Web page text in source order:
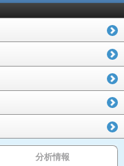
分析情報